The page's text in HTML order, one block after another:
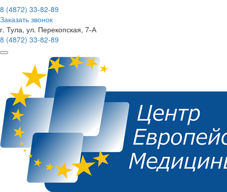
8 (4872) 33-82-89
Заказать звонок
г. Тула, ул. Перекопская, 7-А
8 (4872) 33-82-89